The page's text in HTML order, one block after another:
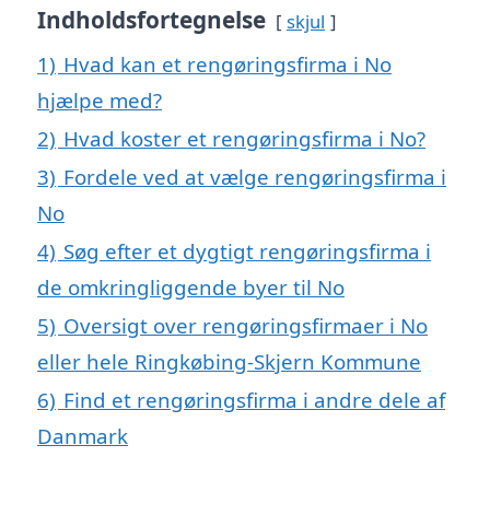
Indholdsfortegnelse skjul
1) Hvad kan et rengøringsfirma i No
hjælpe med?
2) Hvad koster et rengøringsfirma i No?
3) Fordele ved at vælge rengøringsfirma i
No
4) Søg efter et dygtigt rengøringsfirma i
de omkringliggende byer til No
5) Oversigt over rengøringsfirmaer i No
eller hele Ringkøbing-Skjern Kommune
6) Find et rengøringsfirma i andre dele af
Danmark